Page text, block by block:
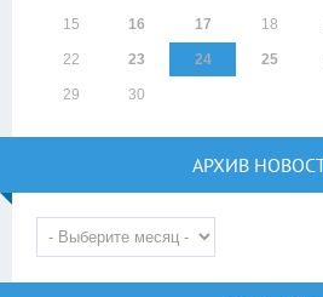
15 16 17 18
22 23 24 25
29 30
АРХИВ